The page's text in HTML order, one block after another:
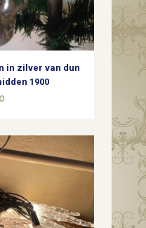
in zilver van dun
1900